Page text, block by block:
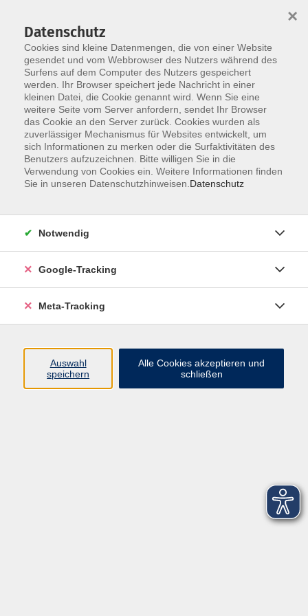
Skip to main content
Der Kurs konnte nicht gefunden werden.
Über uns
Datenschutz
Cookies sind kleine Datenmengen, die von einer Website
gesendet und vom Webbrowser des Nutzers während des
Surfens auf dem Computer des Nutzers gespeichert
werden. Ihr Browser speichert jede Nachricht in einer
kleinen Datei, die Cookie genannt wird. Wenn Sie eine
weitere Seite vom Server anfordern, sendet Ihr Browser
das Cookie an den Server zurück. Cookies wurden als
zuverlässiger Mechanismus für Websites entwickelt, um
sich Informationen zu merken oder die Surfaktivitäten des
Benutzers aufzuzeichnen. Bitte willigen Sie in die
Verwendung von Cookies ein. Weitere Informationen finden
Sie in unseren Datenschutzhinweisen. Datenschutz
×
Notwendig
Google-Tracking
Meta-Tracking
Auswahl
speichern
Alle Cookies akzeptieren und
schließen